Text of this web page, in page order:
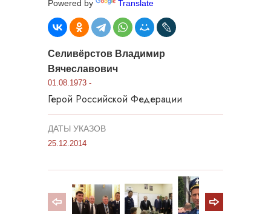
Powered by Translate
Селивёрстов Владимир
Вячеславович
01.08.1973 -
Герой Российской Федерации
ДАТЫ УКАЗОВ
25.12.2014